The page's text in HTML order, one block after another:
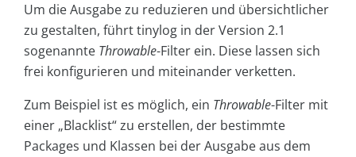
Um die Ausgabe zu reduzieren und übersichtlicher
zu gestalten, führt tinylog in der Version 2.1
sogenannte Throwable-Filter ein. Diese lassen sich
frei konfigurieren und miteinander verketten.
Zum Beispiel ist es möglich, ein Throwable-Filter mit
einer „Blacklist“ zu erstellen, der bestimmte
Packages und Klassen bei der Ausgabe aus dem